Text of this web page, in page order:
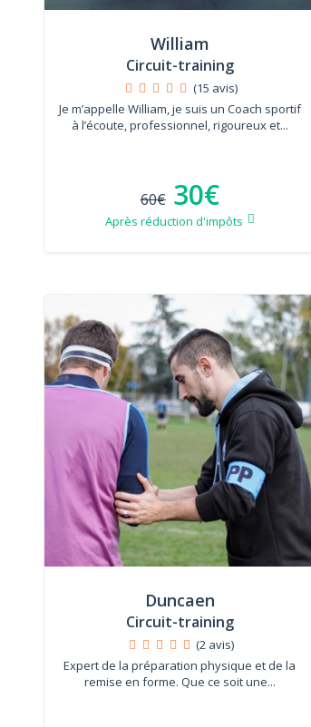
William
Circuit-training
(15 avis)
Je m’appelle William, je suis un Coach sportif
à l’écoute, professionnel, rigoureux et...
60€ 30€
Après réduction d'impôts
Duncaen
Circuit-training
(2 avis)
Expert de la préparation physique et de la
remise en forme. Que ce soit une...